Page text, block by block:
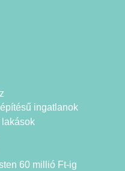
ingatlanok
60 millió Ft-ig